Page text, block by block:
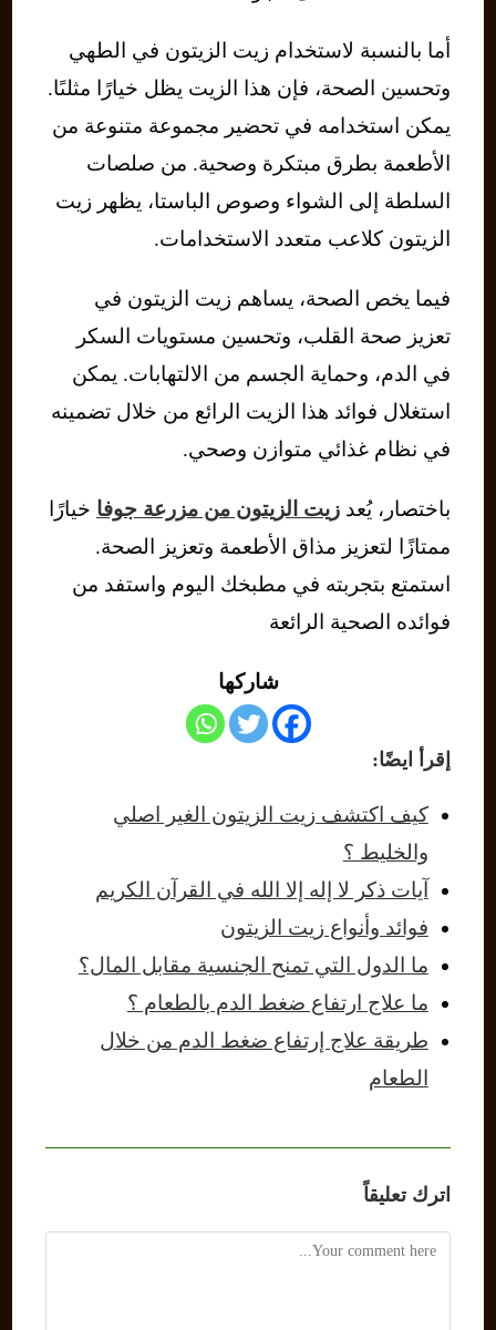
أما بالنسبة لاستخدام زيت الزيتون في الطهي
وتحسين الصحة، فإن هذا الزيت يظل خيارًا مثلىًا.
يمكن استخدامه في تحضير مجموعة متنوعة من
الأطعمة بطرق مبتكرة وصحية. من صلصات
السلطة إلى الشواء وصوص الباستا، يظهر زيت
الزيتون كلاعب متعدد الاستخدامات.
فيما يخص الصحة، يساهم زيت الزيتون في
تعزيز صحة القلب، وتحسين مستويات السكر
في الدم، وحماية الجسم من الالتهابات. يمكن
استغلال فوائد هذا الزيت الرائع من خلال تضمينه
في نظام غذائي متوازن وصحي.
باختصار، يُعدزيت الزيتون من مزرعة جوفا خيارًا
ممتازًا لتعزيز مذاق الأطعمة وتعزيز الصحة.
استمتع بتجربته في مطبخك اليوم واستفد من
فوائده الصحية الرائعة
شاركها
إقرأ ايضًا:
كيف اكتشف زيت الزيتون الغير اصلي
والخليط ؟
آيات ذكر لا إله إلا الله في القرآن الكريم
فوائد وأنواع زيت الزيتون
ما الدول التي تمنح الجنسية مقابل المال؟
ما علاج ارتفاع ضغط الدم بالطعام ؟
طريقة علاج إرتفاع ضغط الدم من خلال
الطعام
اترك تعليقاً
Comment